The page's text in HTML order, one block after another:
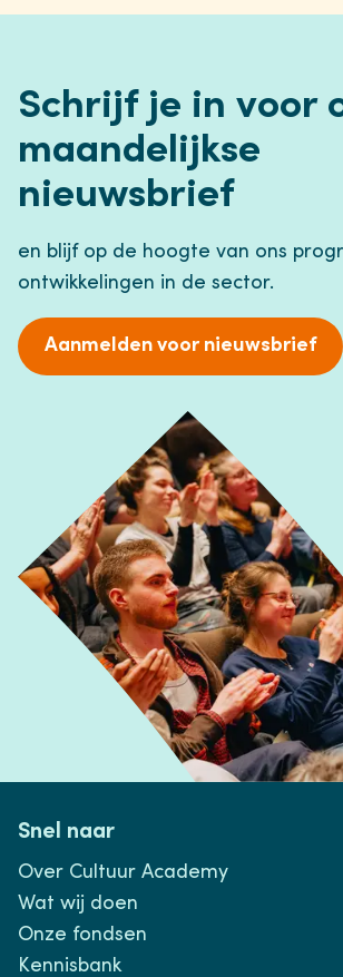
Schrijf je in voor
maandelijkse
nieuwsbrief
en blijf op de hoogte van ons
ontwikkelingen in de sector.
Aanmelden voor nieuwsbrief
Snel naar
Over Cultuur Academy
Wat wij doen
Onze fondsen
Kennisbank